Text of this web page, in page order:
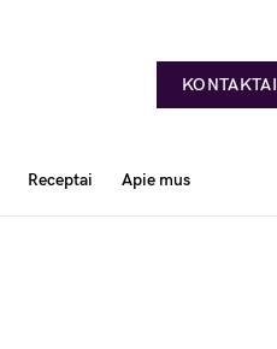
KONTAKTAI
Receptai Apie mus